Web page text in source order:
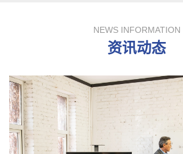
NEWS INFORMATION
资讯动态